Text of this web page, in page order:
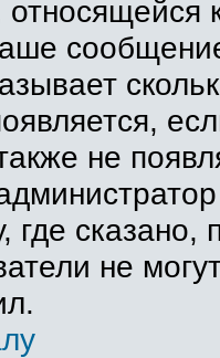
относящейся
не
где
не